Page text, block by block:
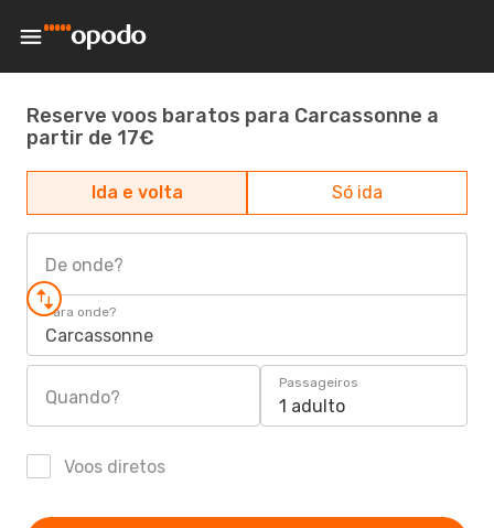
Reserve voos baratos para Carcassonne a
partir de 17€
Ida e volta Só ida
De onde?
Para onde?
Carcassonne
Quando?
Passageiros
1 adulto
Voos diretos